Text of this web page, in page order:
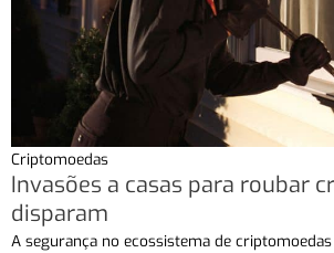
Criptomoedas
Invasões a casas para roubar
disparam
A segurança no ecossistema de